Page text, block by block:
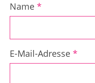
Name *
E-Mail-Adresse *